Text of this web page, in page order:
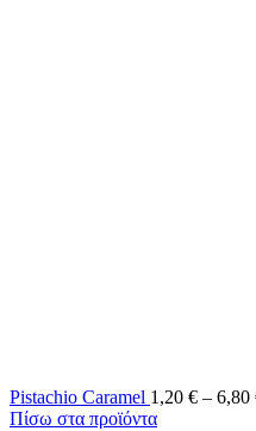
Pistachio Caramel 1,20 € – 6,80
Πίσω στα προϊόντα